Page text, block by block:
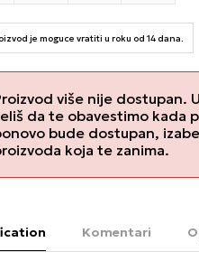
je moguce vratiti u roku od 14 dana.
više nije dostupan.
da te obavestimo kada
bude dostupan,
koja te zanima.
Komentari